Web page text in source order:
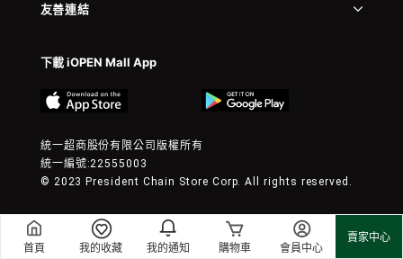
首頁 我的收藏 我的通知 購物車 會員中心
賣家中心
友善連結
下載 iOPEN Mall App
統一超商股份有限公司版權所有
統一編號:22555003
© 2023 President Chain Store Corp. All rights reserved.